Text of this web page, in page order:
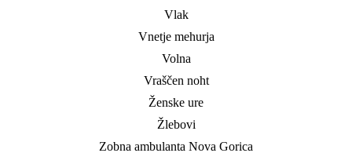
Vlak
Vnetje mehurja
Volna
Vraščen noht
Ženske ure
Žlebovi
Zobna ambulanta Nova Gorica